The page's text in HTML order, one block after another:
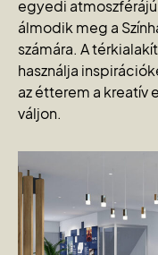
egyedi
álmodik meg a
számára. A
használja
az étterem a kreatív
váljon.